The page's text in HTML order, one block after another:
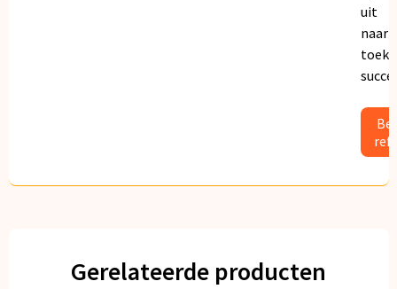
uit
naar
Gerelateerde producten